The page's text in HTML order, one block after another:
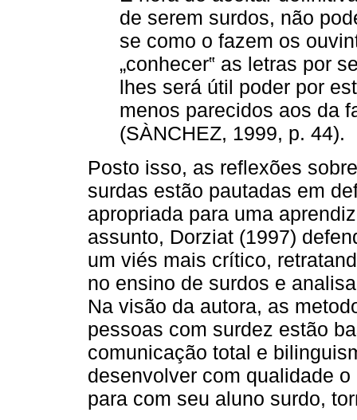
de serem surdos, não
se como o fazem os
„conhecer‟ as letras por
lhes será útil poder por
menos parecidos aos da
(SÀNCHEZ, 1999, p. 44).
Posto isso, as reflexões
surdas estão pautadas em
apropriada para uma
assunto, Dorziat (1997)
um viés mais crítico,
no ensino de surdos e
Na visão da autora, as
pessoas com surdez estão
comunicação total e
desenvolver com qualidade
para com seu aluno surdo,